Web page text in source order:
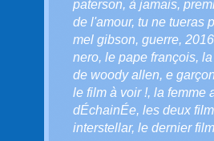
paterson, à jamais,
de l'amour, tu ne tueras
mel gibson, guerre, 2016
nero, le pape françois,
de woody allen, e
le film à voir !, la femme
dÉchainÉe, les deux
interstellar, le dernier film